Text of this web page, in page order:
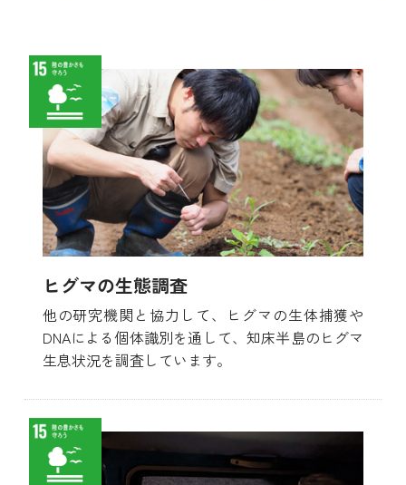
ヒグマの生態調査
他の研究機関と協力して、ヒグマの生体捕獲や
DNAによる個体識別を通して、知床半島のヒグマ
生息状況を調査しています。